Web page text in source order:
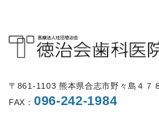
〒861-1103 熊本県合志市野々島４７
FAX： 096-242-1984